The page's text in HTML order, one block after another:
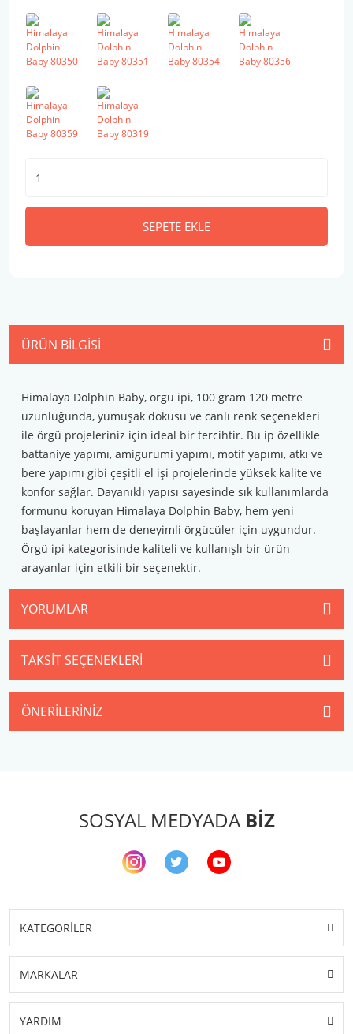
SEPETE EKLE
ÜRÜN BILGISI
Himalaya Dolphin Baby, örgü ipi, 100 gram 120 metre
uzunluğunda, yumuşak dokusu ve canlı renk seçenekleri
ile örgü projeleriniz için ideal bir tercihtir. Bu ip özellikle
battaniye yapımı, amigurumi yapımı, motif yapımı, atkı ve
bere yapımı gibi çeşitli el işi projelerinde yüksek kalite ve
konfor sağlar. Dayanıklı yapısı sayesinde sık kullanımlarda
formunu koruyan Himalaya Dolphin Baby, hem yeni
başlayanlar hem de deneyimli örgücüler için uygundur.
Örgü ipi kategorisinde kaliteli ve kullanışlı bir ürün
arayanlar için etkili bir seçenektir.
YORUMLAR
TAKSIT SEÇENEKLERI
ÖNERILERINIZ
SOSYAL MEDYADA BİZ
KATEGORİLER
MARKALAR
YARDIM